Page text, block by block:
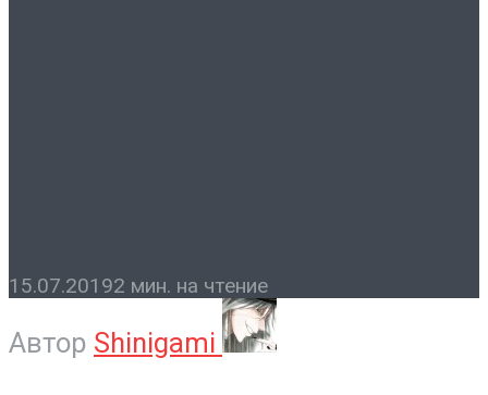
15.07.20192 мин. на чтение
Автор Shinigami